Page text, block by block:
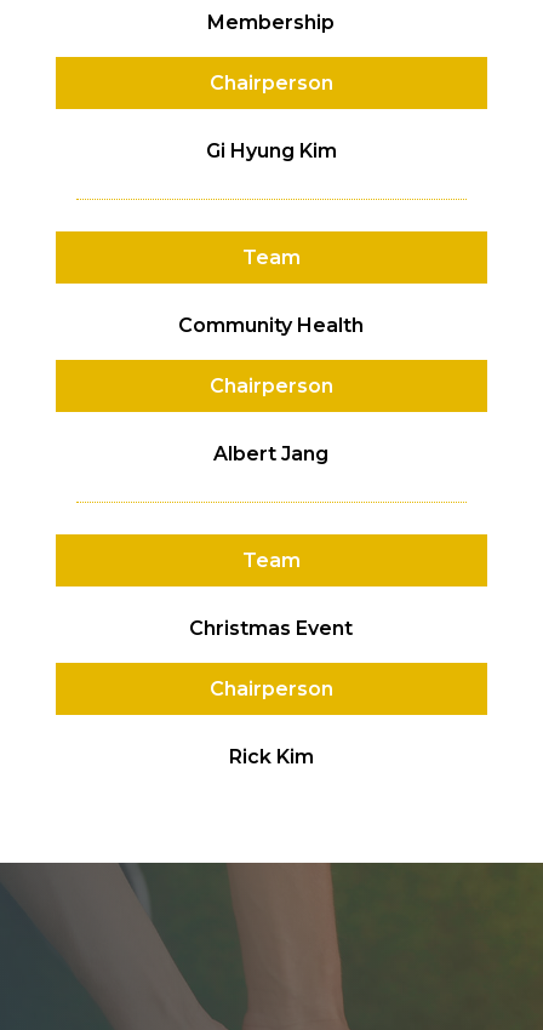
Membership
Chairperson
Gi Hyung Kim
Team
Community Health
Chairperson
Albert Jang
Team
Christmas Event
Chairperson
Rick Kim